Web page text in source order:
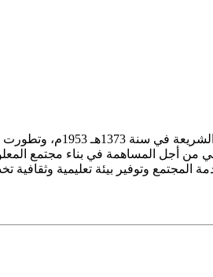
من أجل المساهمة في بناء مجتمع
المجتمع وتوفير بيئة تعليمية